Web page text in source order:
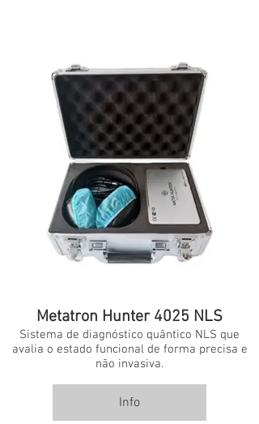
Metatron Hunter 4025 NLS
Sistema de diagnóstico quântico NLS que
avalia o estado funcional de forma precisa e
não invasiva.
Info